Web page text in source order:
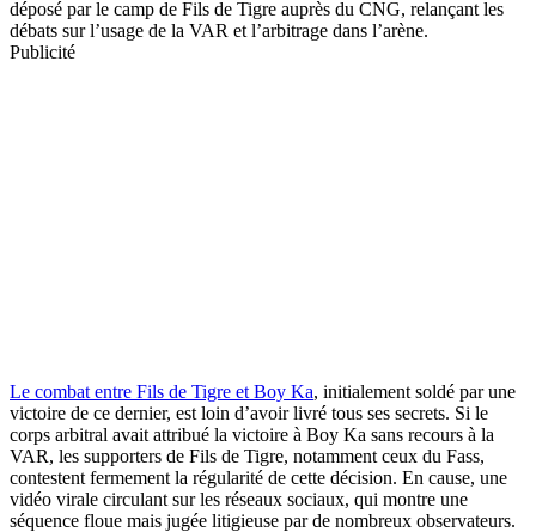
déposé par le camp de Fils de Tigre auprès du CNG, relançant les
débats sur l’usage de la VAR et l’arbitrage dans l’arène.
Publicité
Le combat entre Fils de Tigre et Boy Ka, initialement soldé par une
victoire de ce dernier, est loin d’avoir livré tous ses secrets. Si le
corps arbitral avait attribué la victoire à Boy Ka sans recours à la
VAR, les supporters de Fils de Tigre, notamment ceux du Fass,
contestent fermement la régularité de cette décision. En cause, une
vidéo virale circulant sur les réseaux sociaux, qui montre une
séquence floue mais jugée litigieuse par de nombreux observateurs.